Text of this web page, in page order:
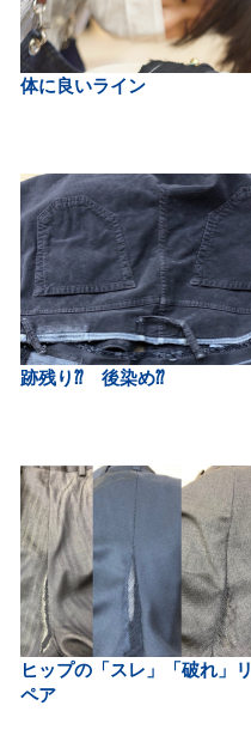
体に良いライン
跡残り⁇ 後染め⁇
ヒップの「スレ」「破れ」リ
ペア